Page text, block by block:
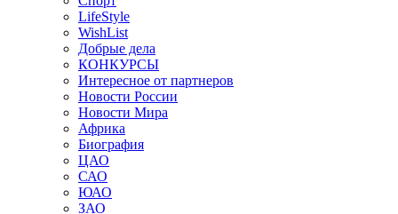
LifeStyle
WishList
Добрые дела
КОНКУРСЫ
Интересное от партнеров
Новости России
Новости Мира
Африка
Биография
ЦАО
САО
ЮАО
ЗАО